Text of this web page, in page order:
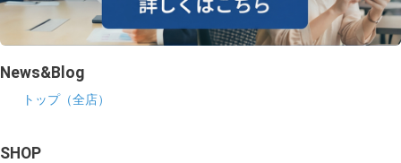
News&Blog
トップ（全店）
SHOP